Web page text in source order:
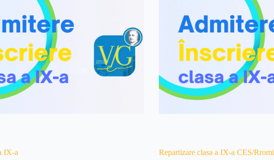
IX-a Repartizare clasa a IX-a CES/Rromi